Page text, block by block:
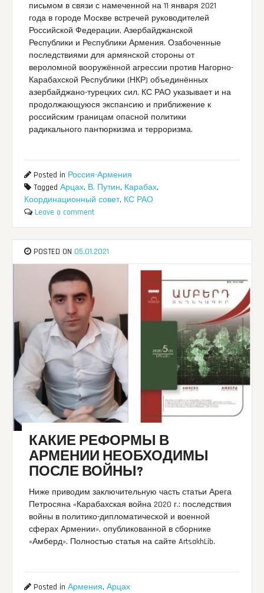
письмом в связи с намеченной на 11 января 2021
года в городе Москве встречей руководителей
Российской Федерации, Азербайджанской
Республики и Республики Армения. Озабоченные
последствиями для армянской стороны от
вероломной вооружённой агрессии против Нагорно-
Карабахской Республики (НКР) объединённых
азербайджано-турецких сил, КС РАО указывает и на
продолжающуюся экспансию и приближение к
российским границам опасной политики
радикального пантюркизма и терроризма.
Posted in Россия-Армения
TaggedАрцах, В. Путин, Карабах,
Координационный совет, КС РАО
Leave a comment
POSTED ON 05.01.2021
КАКИЕ РЕФОРМЫ В
АРМЕНИИ НЕОБХОДИМЫ
ПОСЛЕ ВОЙНЫ?
Ниже приводим заключительную часть статьи Арега
Петросяна «Карабахская война 2020 г.: последствия
войны в политико-дипломатической и военной
сферах Армении», опубликованной в сборнике
«Амберд». Полностью статья на сайте ArtsakhLib.
Posted inАрмения,Арцах